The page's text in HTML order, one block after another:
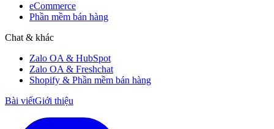
eCommerce
Phần mềm bán hàng
Chat & khác
Zalo OA & HubSpot
Zalo OA & Freshchat
Shopify & Phần mềm bán hàng
Bài viếtGiới thiệu